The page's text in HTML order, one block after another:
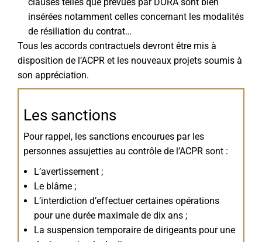
clauses telles que prévues par DORA sont bien
insérées notamment celles concernant les modalités
de résiliation du contrat…
Tous les accords contractuels devront être mis à
disposition de l’ACPR et les nouveaux projets soumis à
son appréciation.
Les sanctions
Pour rappel, les sanctions encourues par les
personnes assujetties au contrôle de l’ACPR sont :
L’avertissement ;
Le blâme ;
L’interdiction d’effectuer certaines opérations
pour une durée maximale de dix ans ;
La suspension temporaire de dirigeants pour une